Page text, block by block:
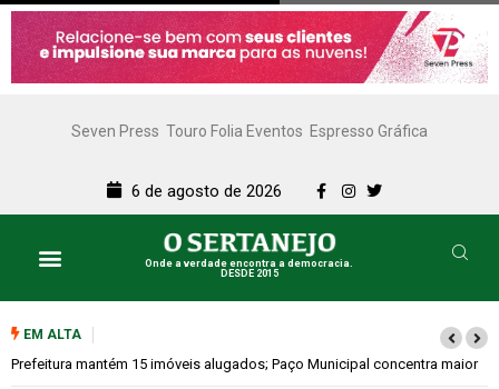
Seven Press Touro Folia Eventos Espresso Gráfica
6 de agosto de 2026
Onde a verdade encontra a democracia.
DESDE 2015
EM ALTA
maior
Colina promove 1º Fórum de Turismo para discutir desenvolvimento